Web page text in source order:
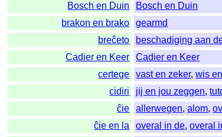
Bosch en Duin
Bosch en Duin
brakon en brako
gearmd
breĉeto
beschadiging aan
Cadier en Keer
Cadier en Keer
certege
vast en zeker,wis
cidiri
jij en jou zeggen,
ĉie
allerwegen,alom,
ĉie en la
overal in de,overal